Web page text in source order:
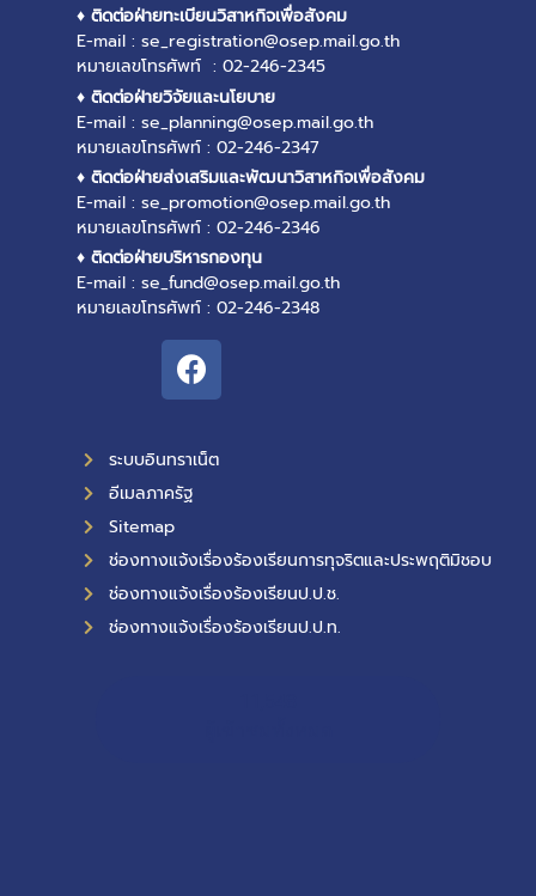
♦ ติดต่อฝ่ายทะเบียนวิสาหกิจเพื่อสังคม
E-mail : se_registration@osep.mail.go.th
หมายเลขโทรศัพท์ : 02-246-2345
♦ ติดต่อฝ่ายวิจัยและนโยบาย
E-mail : se_planning@osep.mail.go.th
หมายเลขโทรศัพท์ : 02-246-2347
♦ ติดต่อฝ่ายส่งเสริมและพัฒนาวิสาหกิจเพื่อสังคม
E-mail : se_promotion@osep.mail.go.th
หมายเลขโทรศัพท์ : 02-246-2346
♦ ติดต่อฝ่ายบริหารกองทุน
E-mail : se_fund@osep.mail.go.th
หมายเลขโทรศัพท์ : 02-246-2348
ระบบอินทราเน็ต
อีเมลภาครัฐ
Sitemap
ช่องทางแจ้งเรื่องร้องเรียนการทุจริตและประพฤติมิชอบ
ช่องทางแจ้งเรื่องร้องเรียนป.ป.ช.
ช่องทางแจ้งเรื่องร้องเรียนป.ป.ท.